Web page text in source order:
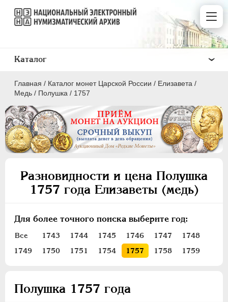
Главная / Каталог монет Царской России / Елизавета /
Медь / Полушка / 1757
Разновидности и цена Полушка
1757 года Елизаветы (медь)
Для более точного поиска выберите год:
Все 1743 1744 1745 1746 1747
1748
1749
1750 1751 1754 1757 1758 1759
Полушка 1757 года
Каталог
ПEТР I 1699 - 1725
ПЕТР II 1727-1729
АННА ИОАННОВНА
1730-1740
ЕЛИЗАВЕТА 1741-1762
Золото
Серебро
5 копеек